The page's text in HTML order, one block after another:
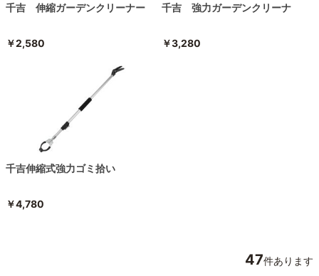
千吉 伸縮ガーデンクリーナー
￥2,580
千吉 強力ガーデンクリーナ
￥3,280
千吉伸縮式強力ゴミ拾い
￥4,780
47件あります